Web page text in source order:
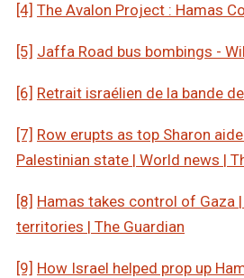
[4] The Avalon Project : Hamas
[5] Jaffa Road bus bombings -
[6] Retrait israélien de la bande
[7] Row erupts as top Sharon
Palestinian state | World news |
[8] Hamas takes control of Gaza
territories | The Guardian
[9] How Israel helped prop up